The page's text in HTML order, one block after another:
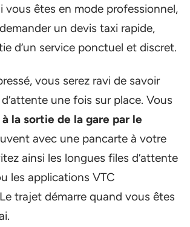
vous êtes en mode professionnel,
un devis taxi rapide,
d’un service ponctuel et discret.
vous serez ravi de savoir
d’attente une fois sur place. Vous
la sortie de la gare par le
avec une pancarte à votre
ainsi les longues files d’attente
les applications VTC
trajet démarre quand vous êtes